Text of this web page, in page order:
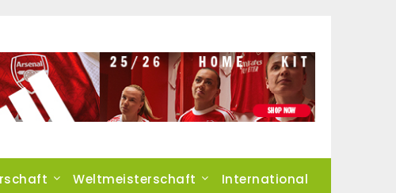
Weltmeisterschaft International